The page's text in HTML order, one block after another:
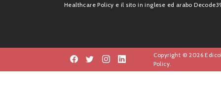
Healthcare Policy e il sito in inglese ed arabo
Copyright © 2026
Policy.